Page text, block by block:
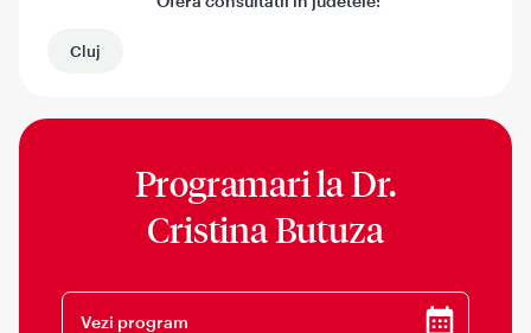
Cluj
Programari laDr.
Cristina Butuza
Vezi program